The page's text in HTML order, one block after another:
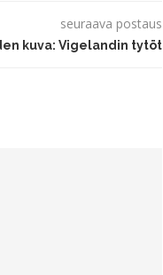
seuraava postaus
kuva: Vigelandin tytöt